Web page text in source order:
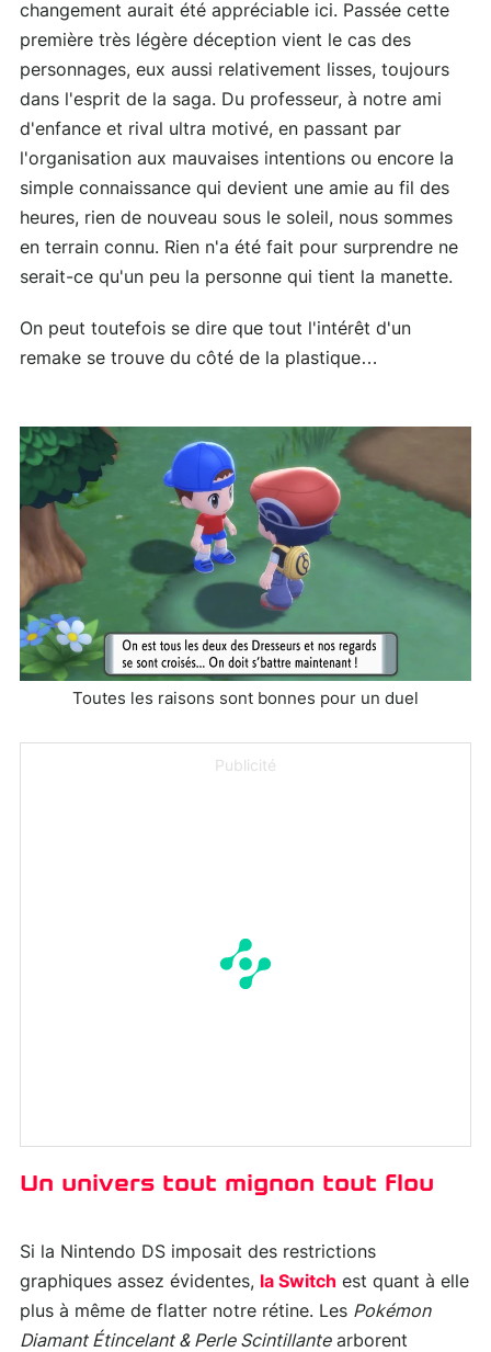
changement aurait été appréciable ici. Passée cette
première très légère déception vient le cas des
personnages, eux aussi relativement lisses, toujours
dans l'esprit de la saga. Du professeur, à notre ami
d'enfance et rival ultra motivé, en passant par
l'organisation aux mauvaises intentions ou encore la
simple connaissance qui devient une amie au fil des
heures, rien de nouveau sous le soleil, nous sommes
en terrain connu. Rien n'a été fait pour surprendre ne
serait-ce qu'un peu la personne qui tient la manette.
On peut toutefois se dire que tout l'intérêt d'un
remake se trouve du côté de la plastique…
Toutes les raisons sont bonnes pour un duel
Publicité
Un univers tout mignon tout flou
Si la Nintendo DS imposait des restrictions
graphiques assez évidentes, la Switch est quant à elle
plus à même de flatter notre rétine. Les Pokémon
Diamant Étincelant & Perle Scintillantearborent